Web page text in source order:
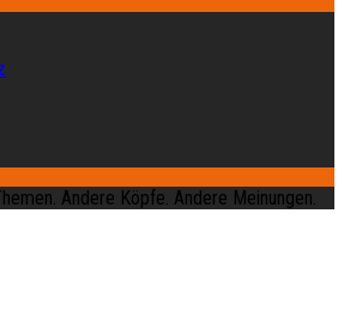
Andere Köpfe. Andere Meinungen.